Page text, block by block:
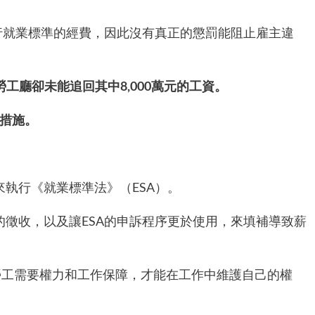
業標準的經費，因此沒有真正的懲罰能阻止雇主違
廳卻未能追回其中8,000萬元的工資。
施。
行《就業標準法》（ESA）。
收，以及讓ESA的申訴程序更於使用，來填補導致薪
需要權力和工作保障，才能在工作中維護自己的權